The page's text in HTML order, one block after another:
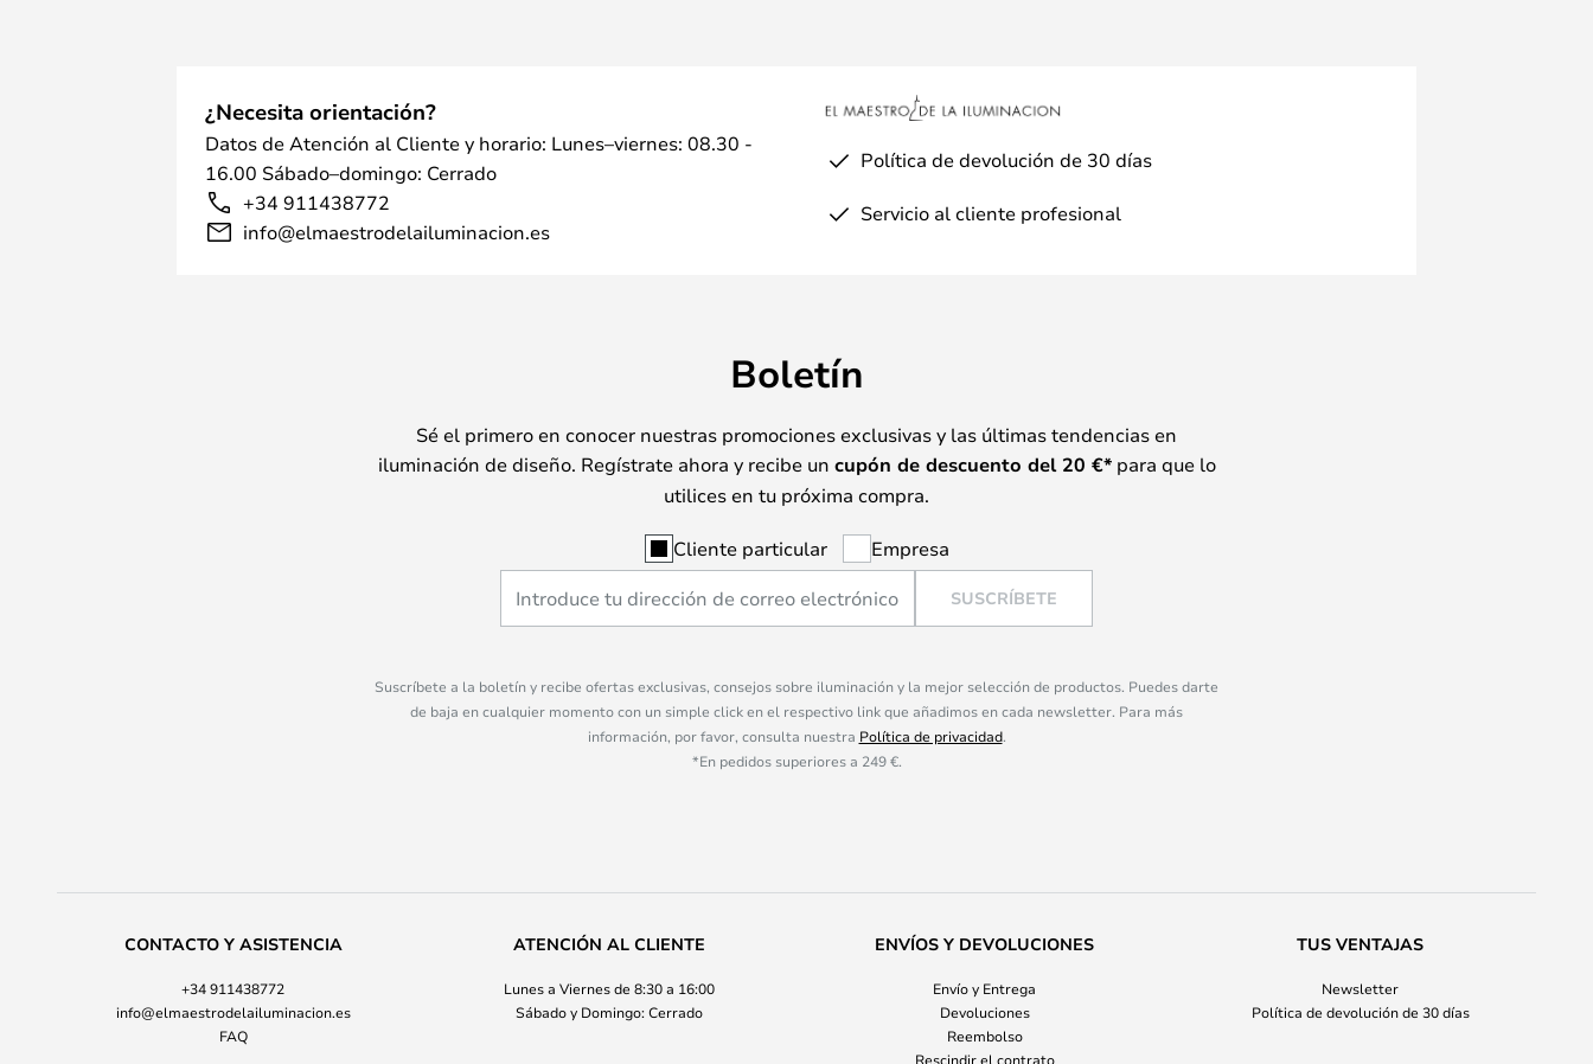
¿Necesita orientación?
Datos de Atención al Cliente y horario: Lunes–viernes: 08.30 -
16.00 Sábado–domingo: Cerrado
+34 911438772
info@elmaestrodelailuminacion.es
Política de devolución de 30 días
Servicio al cliente profesional
Boletín
Sé el primero en conocer nuestras promociones exclusivas y las últimas tendencias en
iluminación de diseño. Regístrate ahora y recibe un cupón de descuento del 20 €*para que lo
utilices en tu próxima compra.
Cliente particular Empresa
SUSCRÍBETE
Suscríbete a la boletín y recibe ofertas exclusivas, consejos sobre iluminación y la mejor selección de productos. Puedes darte
de baja en cualquier momento con un simple click en el respectivo link que añadimos en cada newsletter. Para más
información, por favor, consulta nuestra Política de privacidad.
*En pedidos superiores a 249 €.
CONTACTO Y ASISTENCIA
+34 911438772
info@elmaestrodelailuminacion.es
FAQ
ATENCIÓN AL CLIENTE
Lunes a Viernes de 8:30 a 16:00
Sábado y Domingo: Cerrado
ENVÍOS Y DEVOLUCIONES
Envío y Entrega
Devoluciones
Reembolso
Rescindir el contrato
TUS VENTAJAS
Newsletter
Política de devolución de 30 días